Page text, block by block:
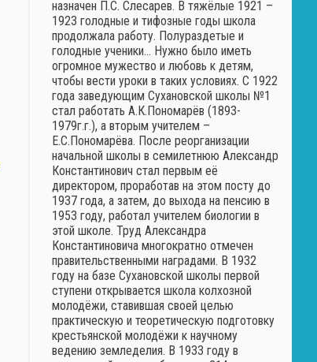
назначен П.С. Слесарев. В тяжёлые 1921 –
1923 голодные и тифозные годы школа
продолжала работу. Полураздетые и
голодные ученики… Нужно было иметь
огромное мужество и любовь к детям,
чтобы вести уроки в таких условиях. С 1922
года заведующим Сухановской школы №1
стал работать А.К.Пономарёв (1893-
1979г.г.), а вторым учителем –
Е.С.Пономарёва. После реорганизации
начальной школы в семилетнюю Александр
Константинович стал первым её
директором, проработав на этом посту до
1937 года, а затем, до выхода на пенсию в
1953 году, работал учителем биологии в
этой школе. Труд Александра
Константиновича многократно отмечен
правительственными наградами. В 1932
году на базе Сухановской школы первой
ступени открывается школа колхозной
молодёжи, ставившая своей целью
практическую и теоретическую подготовку
крестьянской молодёжи к научному
ведению земледелия. В 1933 году в